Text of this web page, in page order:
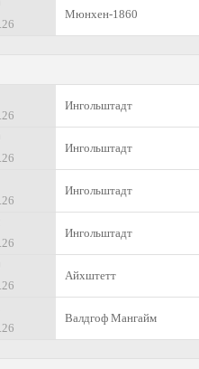
Мюнхен-1860
Ингольштадт
Ингольштадт
Ингольштадт
Ингольштадт
Айхштетт
Валдгоф Мангайм